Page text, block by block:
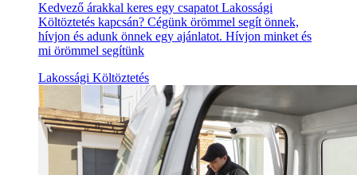
Kedvező árakkal keres egy csapatot Lakossági
Költöztetés kapcsán? Cégünk örömmel segít önnek,
hívjon és adunk önnek egy ajánlatot. Hívjon minket és
mi örömmel segítünk
Lakossági Költöztetés